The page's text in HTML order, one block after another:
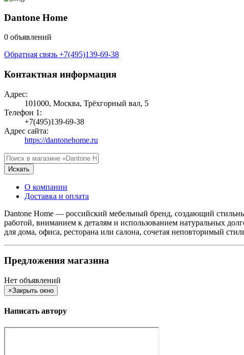
Dantone Home
0 объявлений
Обратная связь +7(495)139-69-38
Контактная информация
Адрес:
101000, Москва, Трёхгорный вал, 5
Телефон 1:
+7(495)139-69-38
Адрес сайта:
https://dantonehome.ru
Искать
О компании
Доставка и оплата
Dantone Home — российский мебельный бренд, создающий
работой, вниманием к деталям и использованием натуральных
для дома, офиса, ресторана или салона, сочетая неповторимый
Предложения магазина
Нет объявлений
×Закрыть окно
Написать автору